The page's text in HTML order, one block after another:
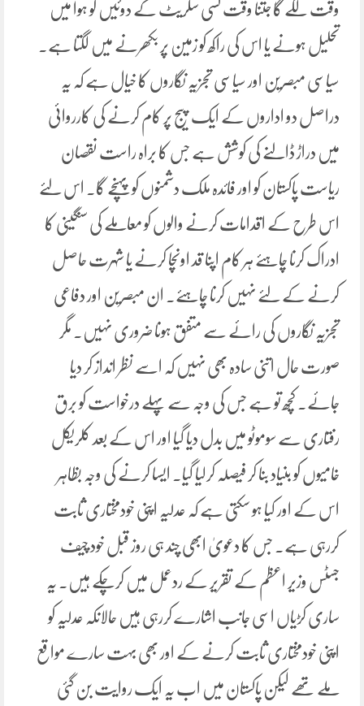
وقت لگے گا جتنا وقت کسی سگریٹ کے دوئیں کو ہوا میں
تحلیل ہونے یا اس کی راکھ کو زمین پر بکھرنے میں لگتا ہے۔
سیاسی مبصرین اور سیاسی تجزیہ نگاروں کا خیال ہے کہ یہ
دراصل دو اداروں کے ایک پیج پر کام کرنے کی کارروائی
میں دراڑ ڈالنے کی کوشش ہے جس کا براہ راست نقصان
ریاست پاکستان کو اور فائدہ ملک دشمنوں کو پہنچے گا۔ اس لئے
اس طرح کے اقدامات کرنے والوں کو معاملے کی سنگینی کا
ادراک کرنا چاہئے ہر کام اپنا قد اونچا کرنے یا شہرت حاصل
کرنے کے لئے نہیں کرنا چاہئے۔ ان مبصرین اور دفاعی
تجزیہ نگاروں کی رائے سے متفق ہونا ضروری نہیں۔ مگر
صورت حال اتنی سادہ بھی نہیں کہ اسے نظر انداز کر دیا
جائے۔ کچھ تو ہے جس کی وجہ سے پہلے درخواست کو برق
رفتاری سے سوموٹو میں بدل دیا گیا اور اس کے بعد کلریکل
خامیوں کو بنیاد بنا کر فیصلہ کرلیا گیا۔ ایسا کرنے کی وجہ بظاہر
اس کے اور کیا ہو سکتی ہے کہ عدلیہ اپنی خودمختاری ثابت
کررہی ہے۔ جس کا دعویٰ ابھی چند ہی روز قبل خود چیف
جسٹس وزیر اعظم کے تقریر کے ردعمل میں کرچکے ہیں۔ یہ
ساری کڑیاں اسی جانب اشارے کررہی ہیں حالانکہ عدلیہ کو
اپنی خودمختاری ثابت کرنے کے اور بھی بہت سارے مواقع
ملے تھے لیکن پاکستان میں اب یہ ایک روایت بن گئی